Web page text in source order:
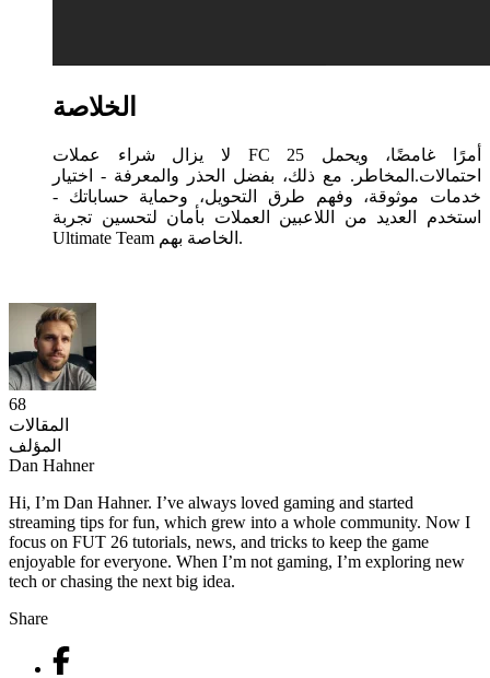
الخلاصة
لا يزال شراء عملات FC 25 أمرًا غامضًا، ويحمل
احتمالات.المخاطر. مع ذلك، بفضل الحذر والمعرفة - اختيار
خدمات موثوقة، وفهم طرق التحويل، وحماية حساباتك -
استخدم العديد من اللاعبين العملات بأمان لتحسين تجربة
Ultimate Team الخاصة بهم.
68
المقالات
المؤلف
Dan Hahner
Hi, I’m Dan Hahner. I’ve always loved gaming and started
streaming tips for fun, which grew into a whole community. Now I
focus on FUT 26 tutorials, news, and tricks to keep the game
enjoyable for everyone. When I’m not gaming, I’m exploring new
tech or chasing the next big idea.
Share